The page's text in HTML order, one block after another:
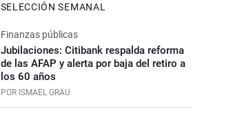
SELECCIÓN SEMANAL
Finanzas públicas
Jubilaciones: Citibank respalda reforma
de las AFAP y alerta por baja del retiro a
los 60 años
POR ISMAEL GRAU